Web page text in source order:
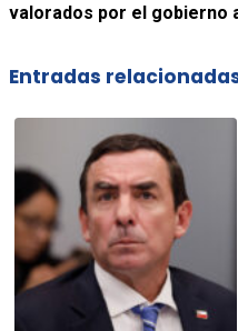
valorados por el gobierno
Entradas